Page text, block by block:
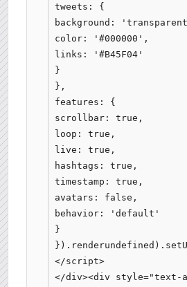
tweets: {
background:
color: '#000000',
links: '#B45F04'
}
},
features: {
scrollbar: true,
loop: true,
live: true,
hashtags: true,
timestamp: true,
avatars: false,
behavior: 'default'
}
</script>
</div><div style="text-